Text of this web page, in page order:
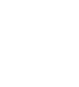
Δημητρίου 1,